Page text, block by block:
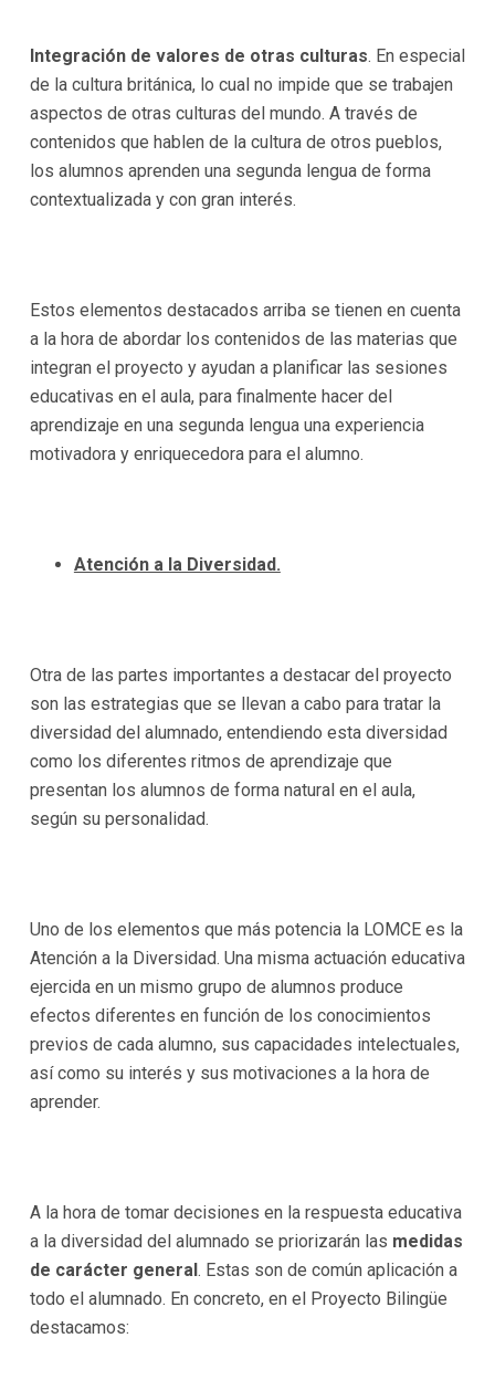
Integración de valores de otras culturas. En especial
de la cultura británica, lo cual no impide que se trabajen
aspectos de otras culturas del mundo. A través de
contenidos que hablen de la cultura de otros pueblos,
los alumnos aprenden una segunda lengua de forma
contextualizada y con gran interés.
Estos elementos destacados arriba se tienen en cuenta
a la hora de abordar los contenidos de las materias que
integran el proyecto y ayudan a planificar las sesiones
educativas en el aula, para finalmente hacer del
aprendizaje en una segunda lengua una experiencia
motivadora y enriquecedora para el alumno.
Atención a la Diversidad.
Otra de las partes importantes a destacar del proyecto
son las estrategias que se llevan a cabo para tratar la
diversidad del alumnado, entendiendo esta diversidad
como los diferentes ritmos de aprendizaje que
presentan los alumnos de forma natural en el aula,
según su personalidad.
Uno de los elementos que más potencia la LOMCE es la
Atención a la Diversidad. Una misma actuación educativa
ejercida en un mismo grupo de alumnos produce
efectos diferentes en función de los conocimientos
previos de cada alumno, sus capacidades intelectuales,
así como su interés y sus motivaciones a la hora de
aprender.
A la hora de tomar decisiones en la respuesta educativa
a la diversidad del alumnado se priorizarán las medidas
de carácter general. Estas son de común aplicación a
todo el alumnado. En concreto, en el Proyecto Bilingüe
destacamos: